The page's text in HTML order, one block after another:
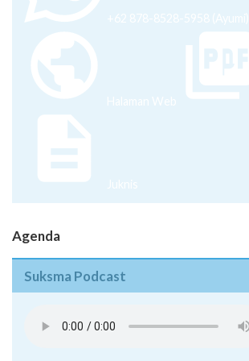
+62 878-8528-5958 (Ayumi)
Halaman Web
Juknis
Agenda
Suksma Podcast